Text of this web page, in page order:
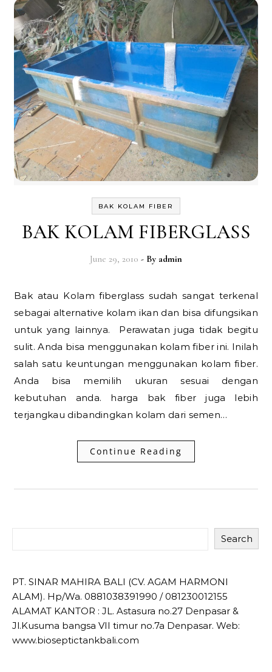
BAK KOLAM FIBER
BAK KOLAM FIBERGLASS
June 29, 2010 - By admin
Bak atau Kolam fiberglass sudah sangat terkenal
sebagai alternative kolam ikan dan bisa difungsikan
untuk yang lainnya. Perawatan juga tidak begitu
sulit. Anda bisa menggunakan kolam fiber ini. Inilah
salah satu keuntungan menggunakan kolam fiber.
Anda bisa memilih ukuran sesuai dengan
kebutuhan anda. harga bak fiber juga lebih
terjangkau dibandingkan kolam dari semen…
Continue Reading
Search
PT. SINAR MAHIRA BALI (CV. AGAM HARMONI
ALAM). Hp/Wa. 0881038391990 / 081230012155
ALAMAT KANTOR : JL. Astasura no.27 Denpasar &
Jl.Kusuma bangsa VII timur no.7a Denpasar. Web:
www.bioseptictankbali.com